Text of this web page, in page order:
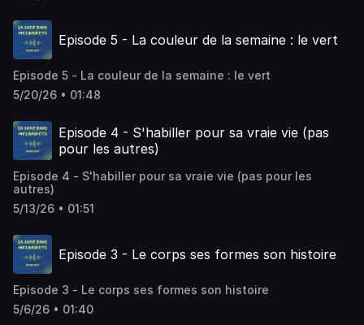
Episode 5 - La couleur de la semaine : le vert
Episode 5 - La couleur de la semaine : le vert
5/20/26 • 01:48
Episode 4 - S'habiller pour sa vraie vie (pas
pour les autres)
Episode 4 - S'habiller pour sa vraie vie (pas pour les
autres)
5/13/26 • 01:51
Episode 3 - Le corps ses formes son histoire
Episode 3 - Le corps ses formes son histoire
5/6/26 • 01:40